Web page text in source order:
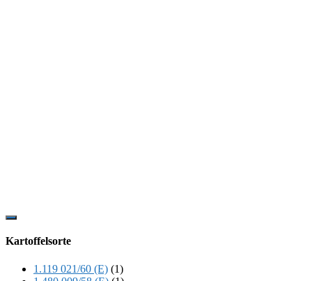
Show
Content
Kartoffelsorte
1.119 021/60 (E) (1)